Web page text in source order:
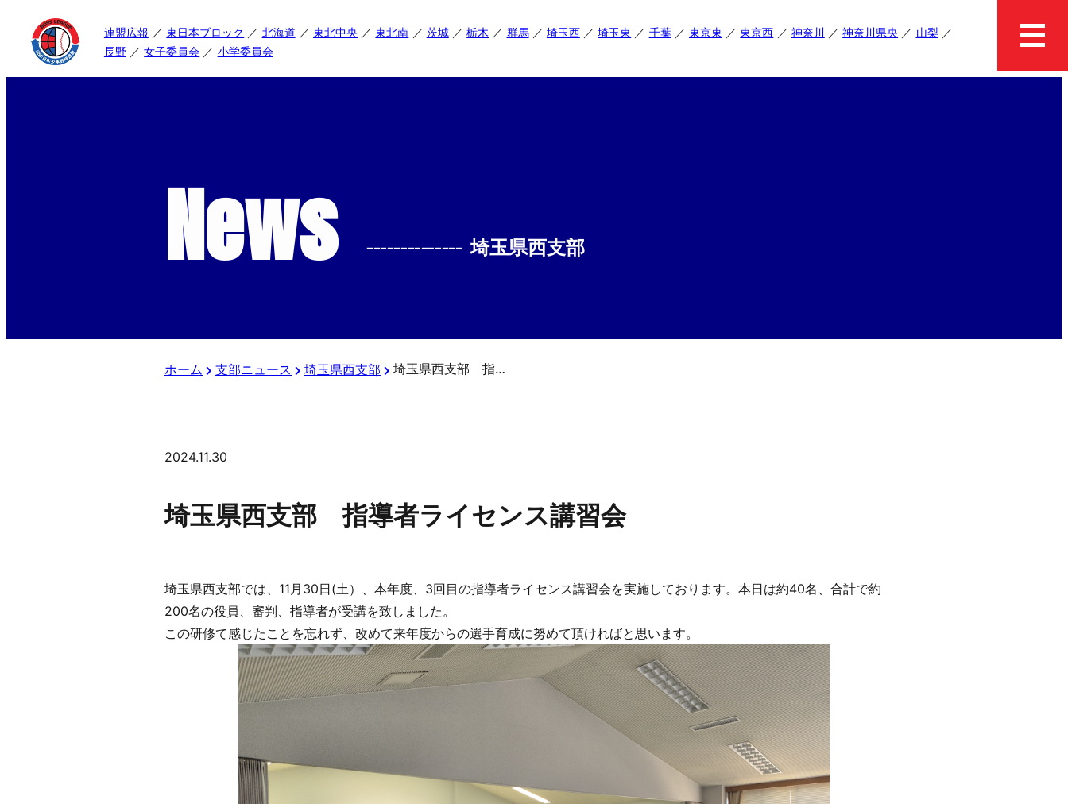
連盟広報 東日本ブロック 北海道 東北中央 東北南 茨城 栃木 群馬 埼玉西 埼玉東 千葉 東京東 東京西 神奈川 神奈川県央
山梨
長野
女子委員会 小学委員会
News -------------- 埼玉県西支部
ホーム 支部ニュース 埼玉県西支部 埼玉県西支部 指導者ライセンス講習会
2024.11.30
埼玉県西支部 指導者ライセンス講習会
埼玉県西支部では、11月30日(土）、本年度、3回目の指導者ライセンス講習会を実施しております。本日は約40名、合計で約
200名の役員、審判、指導者が受講を致しました。
この研修て感じたことを忘れず、改めて来年度からの選手育成に努めて頂ければと思います。